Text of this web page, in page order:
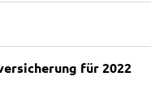
für 2022